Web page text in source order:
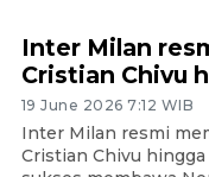
Inter Milan
Cristian Chivu
19 June 2026 7:12 WIB
Inter Milan resmi
Cristian Chivu